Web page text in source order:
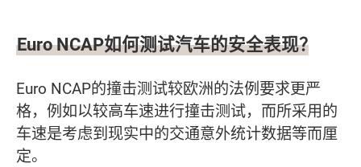
Euro NCAP如何测试汽车的安全表现？
Euro NCAP的撞击测试较欧洲的法例要求更严
格，例如以较高车速进行撞击测试，而所采用的
车速是考虑到现实中的交通意外统计数据等而厘
定。